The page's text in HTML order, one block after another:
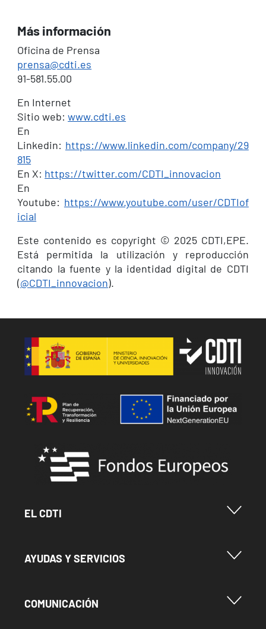
Más información
Oficina de Prensa
prensa@cdti.es
91-581.55.00
En Internet
Sitio web:www.cdti.es
En
Linkedin: https://www.linkedin.com/company/29
815
En X: https://twitter.com/CDTI_innovacion
En
Youtube: https://www.youtube.com/user/CDTIof
icial
Este contenido es copyright © 2025 CDTI,EPE.
Está permitida la utilización y reproducción
citando la fuente y la identidad digital de CDTI
(@CDTI_innovacion).
Image
Image
Menu Footer Cdti
EL CDTI
Menu Footer Ayudas y Servicios
AYUDAS Y SERVICIOS
Menu Footer Comunicación
COMUNICACIÓN